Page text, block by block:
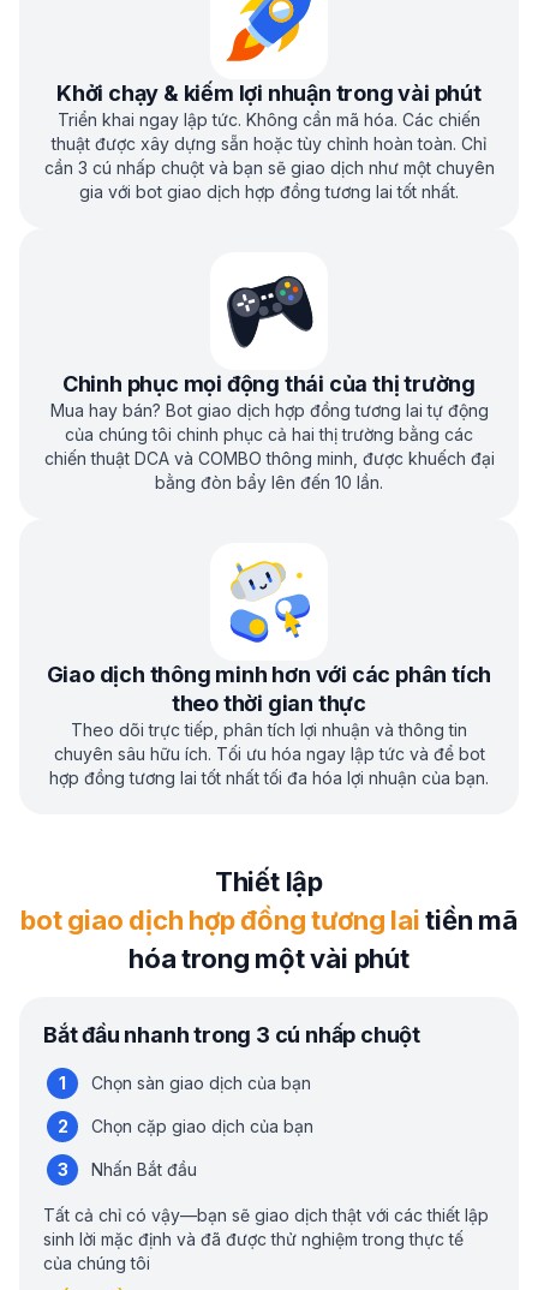
Khởi chạy & kiếm lợi nhuận trong vài phút
Triển khai ngay lập tức. Không cần mã hóa. Các chiến
thuật được xây dựng sẵn hoặc tùy chỉnh hoàn toàn. Chỉ
cần 3 cú nhấp chuột và bạn sẽ giao dịch như một chuyên
gia với bot giao dịch hợp đồng tương lai tốt nhất.
Chinh phục mọi động thái của thị trường
Mua hay bán? Bot giao dịch hợp đồng tương lai tự động
của chúng tôi chinh phục cả hai thị trường bằng các
chiến thuật DCA và COMBO thông minh, được khuếch đại
bằng đòn bẩy lên đến 10 lần.
Giao dịch thông minh hơn với các phân tích
theo thời gian thực
Theo dõi trực tiếp, phân tích lợi nhuận và thông tin
chuyên sâu hữu ích. Tối ưu hóa ngay lập tức và để bot
hợp đồng tương lai tốt nhất tối đa hóa lợi nhuận của bạn.
Thiết lập
bot giao dịch hợp đồng tương laitiền mã
hóa trong một vài phút
Bắt đầu nhanh trong 3 cú nhấp chuột
Chọn sàn giao dịch của bạn
Chọn cặp giao dịch của bạn
Nhấn Bắt đầu
Tất cả chỉ có vậy—bạn sẽ giao dịch thật với các thiết lập
sinh lời mặc định và đã được thử nghiệm trong thực tế
của chúng tôi